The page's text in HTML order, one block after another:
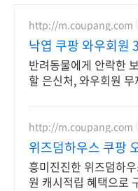
http://m.coupang.com
낙엽 쿠팡 와우회원
반려동물에게 안락한
할 은신처, 와우회원
http://m.coupang.com
위즈덤하우스 쿠팡
흥미진진한 위즈덤하
원 캐시적립 혜택으로